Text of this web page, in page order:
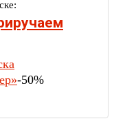
-50%